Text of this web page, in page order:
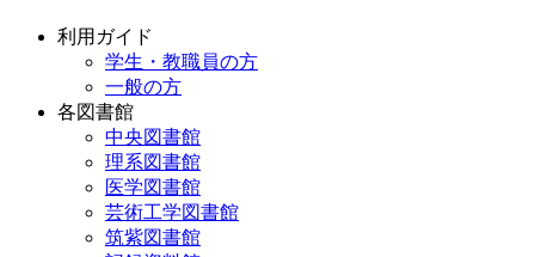
利用ガイド
学生・教職員の方
一般の方
各図書館
中央図書館
理系図書館
医学図書館
芸術工学図書館
筑紫図書館